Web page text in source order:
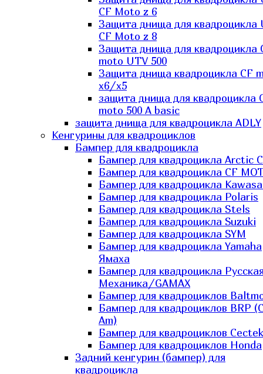
CF Moto z 6
Защита днища для квадроцикла
CF Moto z 8
Защита днища для квадроцикла
moto UTV 500
Защита днища квадроцикла СF
x6/x5
защита днища для квадроцикла
moto 500 A basic
защита днища для квадроцикла ADLY
Кенгурины для квадроциклов
Бампер для квадроцикла
Бампер для квадроцикла Arctic
Бампер для квадроцикла CF
Бампер для квадроцикла
Бампер для квадроцикла Polaris
Бампер для квадроцикла Stels
Бампер для квадроцикла Suzuki
Бампер для квадроцикла SYM
Бампер для квадроцикла Yamaha
Ямаха
Бампер для квадроцикла
Механика/GAMAX
Бампер для квадроциклов
Бампер для квадроциклов BRP
Am)
Бампер для квадроциклов Cectek
Бампер для квадроциклов Honda
Задний кенгурин (бампер) для
квадроцикла